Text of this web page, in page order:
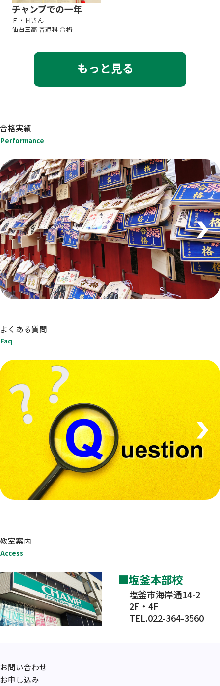
チャンプでの一年
Ｆ・Ｈさん
仙台三高 普通科 合格
もっと見る
合格実績
Performance
よくある質問
Faq
教室案内
Access
塩釜本部校
塩釜市海岸通14-2
2F・4F
TEL.022-364-3560
お問い合わせ
お申し込み